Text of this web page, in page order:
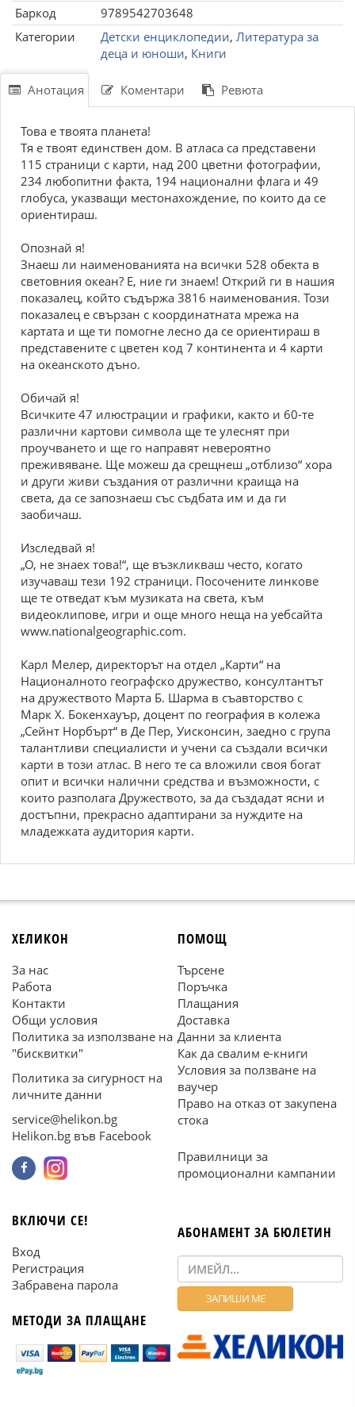
Баркод
9789542703648
Категории
Детски енциклопедии, Литература за
деца и юноши, Книги
Анотация Коментари Ревюта
Това е твоята планета!
Тя е твоят единствен дом. В атласа са представени
115 страници с карти, над 200 цветни фотографии,
234 любопитни факта, 194 национални флага и 49
глобуса, указващи местонахождение, по които да се
ориентираш.
Опознай я!
Знаеш ли наименованията на всички 528 обекта в
световния океан? Е, ние ги знаем! Открий ги в нашия
показалец, който съдържа 3816 наименования. Този
показалец е свързан с координатната мрежа на
картата и ще ти помогне лесно да се ориентираш в
представените с цветен код 7 континента и 4 карти
на океанското дъно.
Обичай я!
Всичките 47 илюстрации и графики, както и 60-те
различни картови символа ще те улеснят при
проучването и ще го направят невероятно
преживяване. Ще можеш да срещнеш „отблизо“ хора
и други живи създания от различни краища на
света, да се запознаеш със съдбата им и да ги
заобичаш.
Изследвай я!
„О, не знаех това!“, ще възкликваш често, когато
изучаваш тези 192 страници. Посочените линкове
ще те отведат към музиката на света, към
видеоклипове, игри и още много неща на уебсайта
www.nationalgeographic.com.
Карл Мелер, директорът на отдел „Карти“ на
Националното географско дружество, консултантът
на дружеството Марта Б. Шарма в съавторство с
Марк Х. Бокенхауър, доцент по география в колежа
„Сейнт Норбърт“ в Де Пер, Уисконсин, заедно с група
талантливи специалисти и учени са създали всички
карти в този атлас. В него те са вложили своя богат
опит и всички налични средства и възможности, с
които разполага Дружеството, за да създадат ясни и
достъпни, прекрасно адаптирани за нуждите на
младежката аудитория карти.
ХЕЛИКОН
За нас
Работа
Контакти
Общи условия
Политика за използване на
"бисквитки"
Политика за сигурност на
личните данни
service@helikon.bg
Helikon.bg във Facebook
ПОМОЩ
Търсене
Поръчка
Плащания
Доставка
Данни за клиента
Как да свалим е-книги
Условия за ползване на
ваучер
Право на отказ от закупена
стока
Правилници за
промоционални кампании
ВКЛЮЧИ СЕ!
Вход
Регистрация
Забравена парола
МЕТОДИ ЗА ПЛАЩАНЕ
АБОНАМЕНТ ЗА БЮЛЕТИН